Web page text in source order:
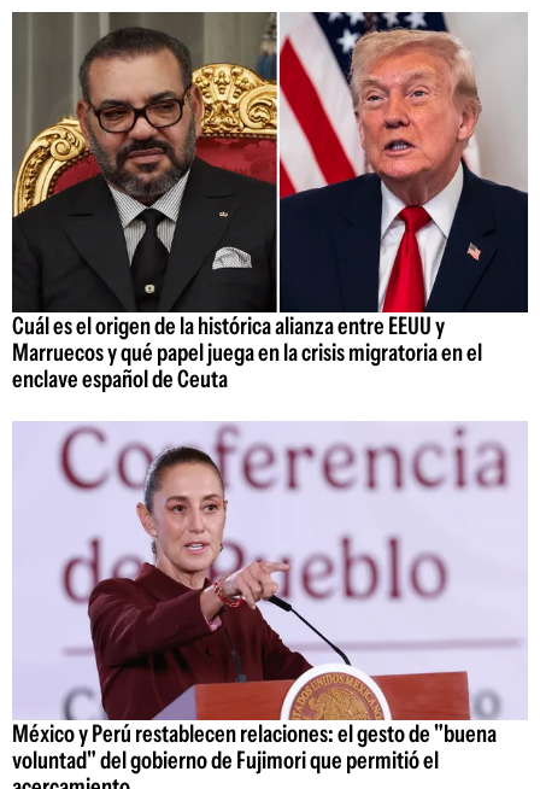
Cuál es el origen de la histórica alianza entre EEUU y
Marruecos y qué papel juega en la crisis migratoria en el
enclave español de Ceuta
México y Perú restablecen relaciones: el gesto de "buena
voluntad" del gobierno de Fujimori que permitió el